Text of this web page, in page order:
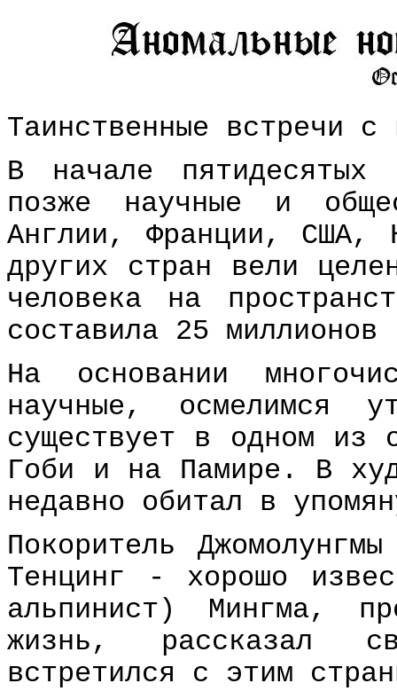
Таинственные встречи с
В начале
позже научные и
Англии, Франции, США,
других стран вели
человека на
составила 25
На основании
научные, осмелимся
существует в одном из
Гоби и на Памире. В
недавно обитал в
Покоритель
Тенцинг - хорошо
альпинист) Мингма,
жизнь, рассказал
встретился с этим